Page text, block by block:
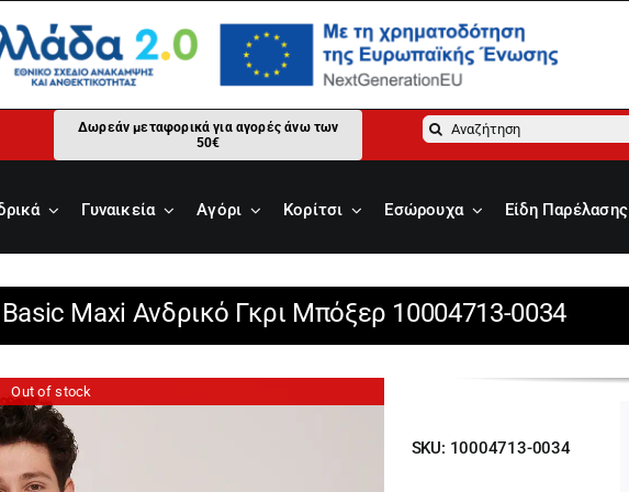
Δωρεάν μεταφορικά για αγορές άνω των
50€
Αναζήτηση
Γυναικεία Αγόρι Κορίτσι Εσώρουχα Είδη Παρέλασης
Maxi Ανδρικό Γκρι Μπόξερ 10004713-0034
Out of stock
SKU: 10004713-0034